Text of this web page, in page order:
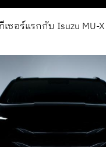
ซอร์แรกกับ Isuzu MU-